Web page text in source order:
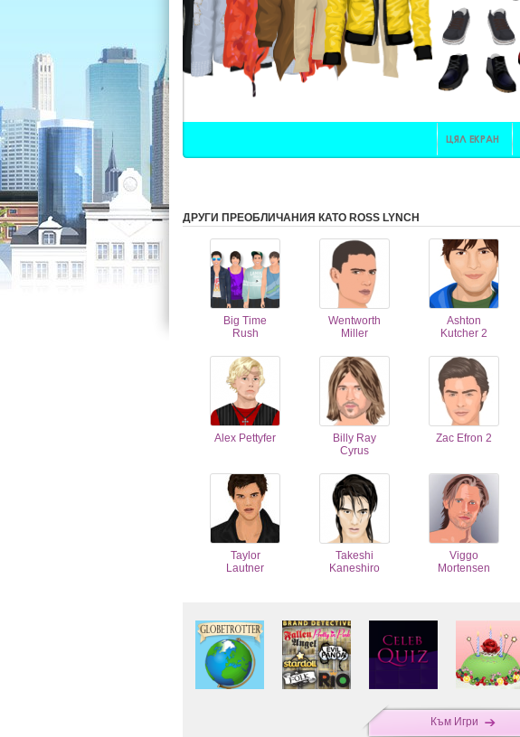
ДРУГИ ПРЕОБЛИЧАНИЯ КАТО ROSS LYNCH
Big Time
Rush
Wentworth
Miller
Ashton
Kutcher 2
Alex Pettyfer
Billy Ray
Cyrus
Zac Efron 2
Taylor
Lautner
Takeshi
Kaneshiro
Viggo
Mortensen
Към Игри